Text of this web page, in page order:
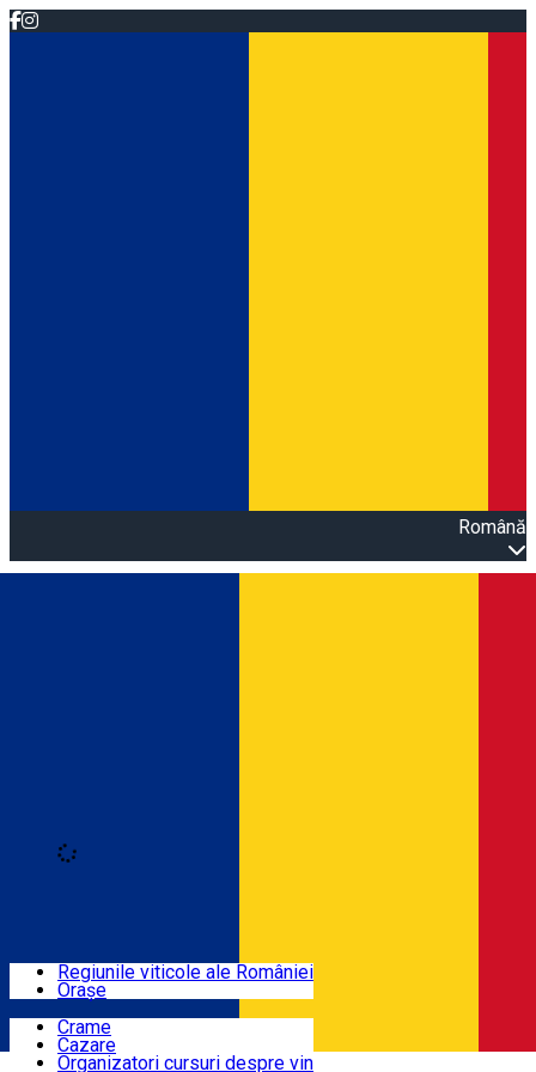
Română
Locuri cu vin
Rute
Regiunile viticole ale României
Orașe
Crame
Cazare
Organizatori cursuri despre vin